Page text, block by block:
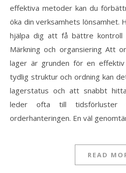
effektiva metoder kan du
öka din verksamhets lönsamhet.
hjälpa dig att få bättre kontroll
Märkning och organsiering Att
lager är grunden för en effektiv
tydlig struktur och ordning kan
lagerstatus och att snabbt
leder ofta till tidsförluster
orderhanteringen. En väl
READ